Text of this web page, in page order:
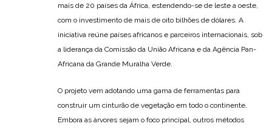
mais de 20 países da África, estendendo-se de leste a oeste,
com o investimento de mais de oito bilhões de dólares. A
iniciativa reúne países africanos e parceiros internacionais, sob
a liderança da Comissão da União Africana e da Agência Pan-
Africana da Grande Muralha Verde.
O projeto vem adotando uma gama de ferramentas para
construir um cinturão de vegetação em todo o continente.
Embora as árvores sejam o foco principal, outros métodos